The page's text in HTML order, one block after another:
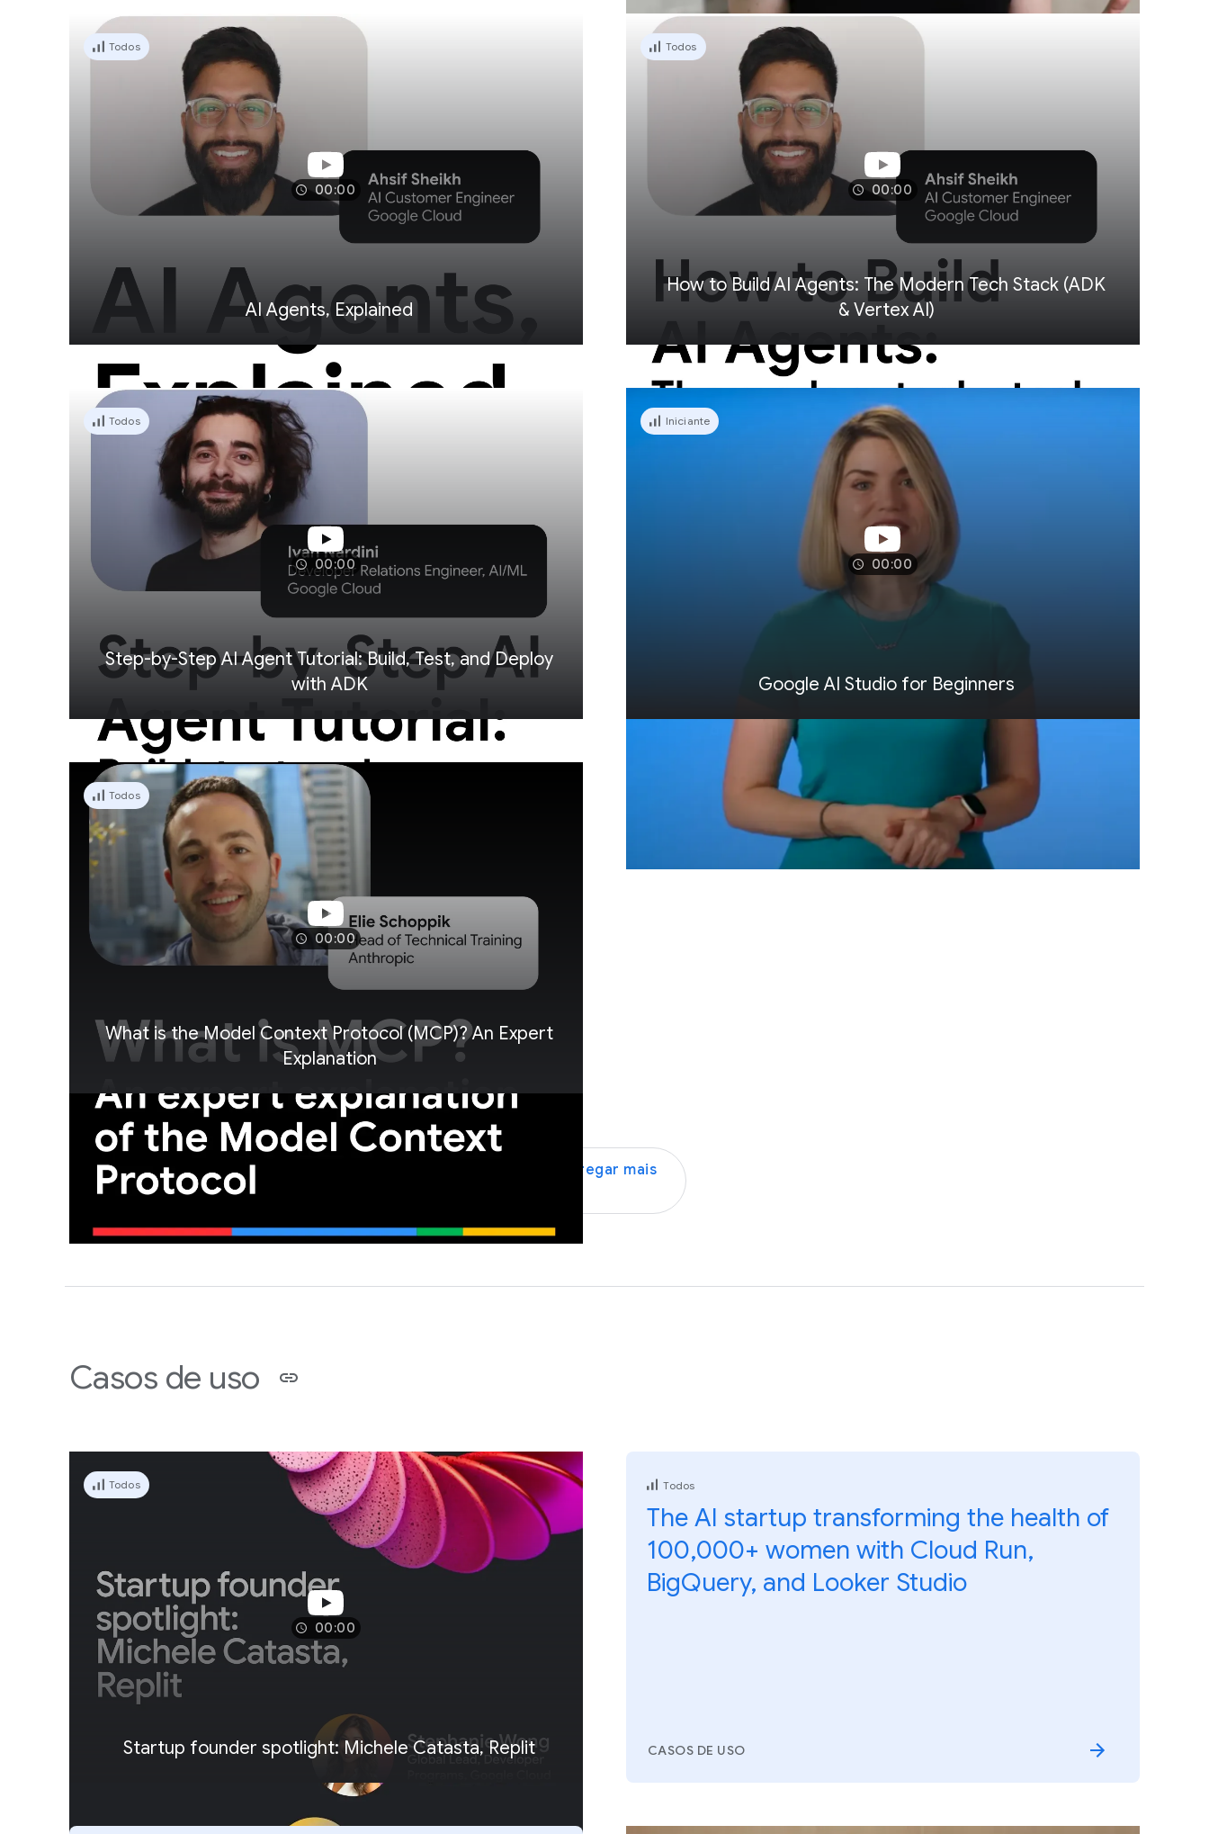
Todos
00:00
AI Agents, Explained
Todos
00:00
How to Build AI Agents: The Modern Tech Stack (ADK
& Vertex AI)
Todos
00:00
Step-by-Step AI Agent Tutorial: Build, Test, and Deploy
with ADK
Iniciante
00:00
Google AI Studio for Beginners
Todos
00:00
What is the Model Context Protocol (MCP)? An Expert
Explanation
Carregar mais
Casos de uso
Todos
00:00
Startup founder spotlight: Michele Catasta, Replit
Todos
The AI startup transforming the health of
100,000+ women with Cloud Run,
BigQuery, and Looker Studio
CASOS DE USO